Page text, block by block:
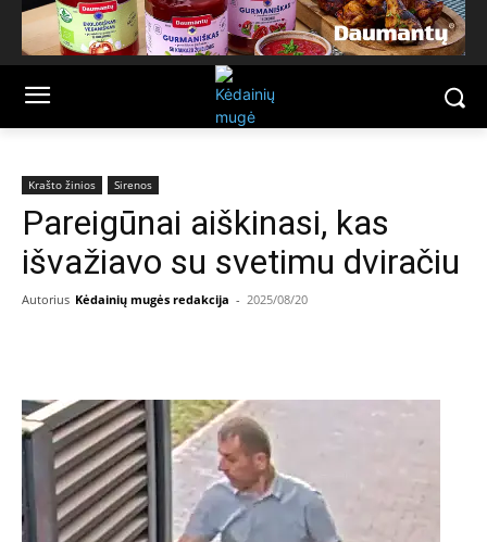
Krašto žinios Sirenos
Pareigūnai aiškinasi, kas
išvažiavo su svetimu dviračiu
Autorius Kėdainių mugės redakcija - 2025/08/20